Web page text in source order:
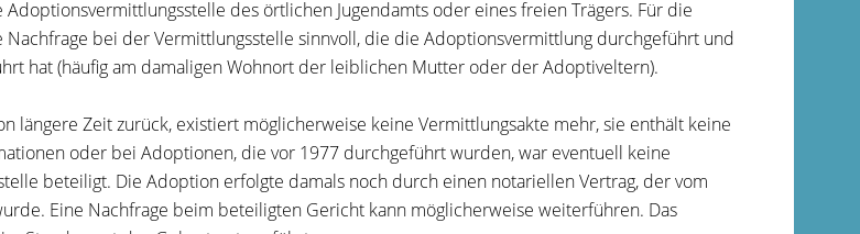
Adoptionsvermittlungsstelle des örtlichen Jugendamts oder eines freien Trägers. Für die
Nachfrage bei der Vermittlungsstelle sinnvoll, die die Adoptionsvermittlung durchgeführt und
hat (häufig am damaligen Wohnort der leiblichen Mutter oder der Adoptiveltern).
längere Zeit zurück, existiert möglicherweise keine Vermittlungsakte mehr, sie enthält keine
oder bei Adoptionen, die vor 1977 durchgeführt wurden, war eventuell keine
beteiligt. Die Adoption erfolgte damals noch durch einen notariellen Vertrag, der vom
Eine Nachfrage beim beteiligten Gericht kann möglicherweise weiterführen. Das